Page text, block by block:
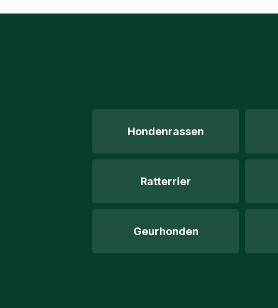
Hondenrassen
Ratterrier
Geurhonden